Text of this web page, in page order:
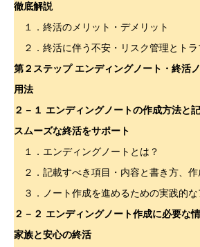
徹底解説
１．終活のメリット・デメリット
２．終活に伴う不安・リスク管理とトラ
第２ステップ エンディングノート・終活
用法
２－１ エンディングノートの作成方法と
スムーズな終活をサポート
１．エンディングノートとは？
２．記載すべき項目・内容と書き方、作
３．ノート作成を進めるための実践的な
２－２ エンディングノート作成に必要な
家族と安心の終活